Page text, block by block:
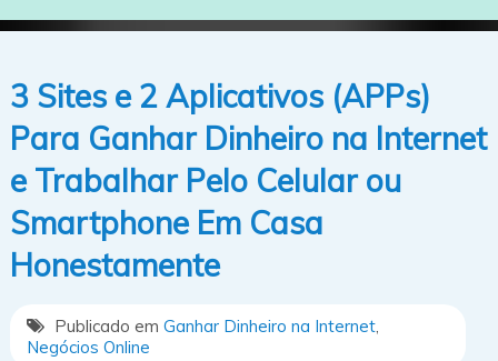
3 Sites e 2 Aplicativos (APPs)
Para Ganhar Dinheiro na Internet
e Trabalhar Pelo Celular ou
Smartphone Em Casa
Honestamente
Publicado em Ganhar Dinheiro na Internet,
Negócios Online